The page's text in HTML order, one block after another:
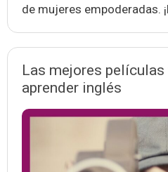
de mujeres empoderadas.
Las mejores
aprender inglés